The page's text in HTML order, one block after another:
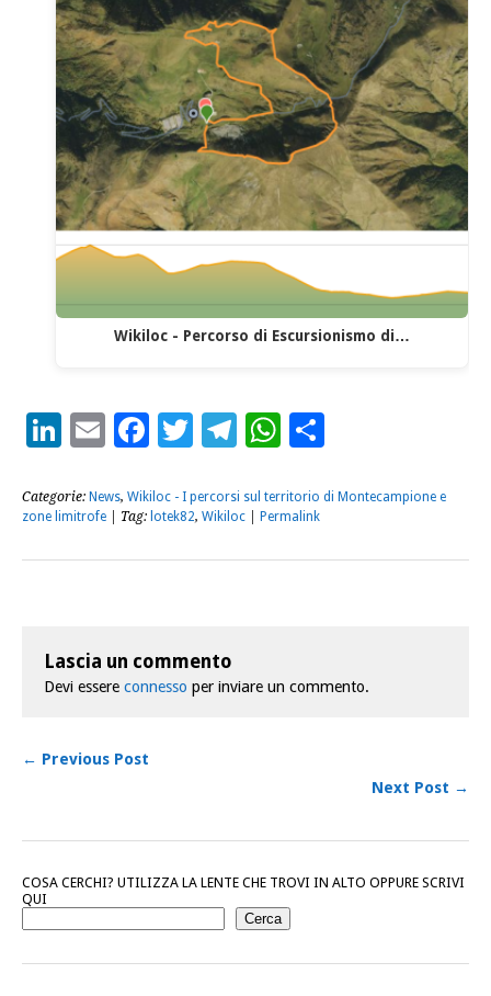
Wikiloc - Percorso di Escursionismo di…
LinkedIn
EmailFacebook
Twitter
Telegram
WhatsApp
Categorie: News, Wikiloc - I percorsi sul territorio di Montecampione e
zone limitrofe | Tag: lotek82, Wikiloc Permalink
Lascia un commento
Devi essere connesso per inviare un commento.
← Previous Post
Next Post →
COSA CERCHI? UTILIZZA LA LENTE CHE TROVI IN ALTO OPPURE SCRIVI
QUI
Cerca